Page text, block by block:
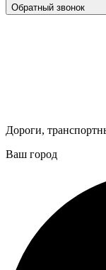
Обратный звонок
Дороги,
Ваш город